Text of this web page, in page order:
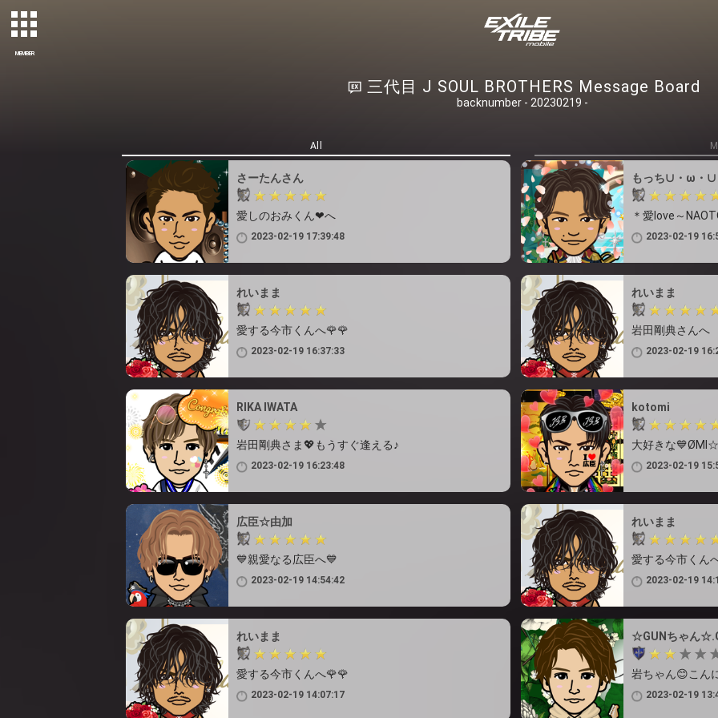
MEMBER
三代目 J SOUL BROTHERS Message Board
backnumber - 20230219 -
All
さーたんさん
愛しのおみくん❤へ
2023-02-19 17:39:48
もっち∪・ω・∪
＊愛love～
2023-02-19
れいまま
愛する今市くんへ🌹🌹
2023-02-19 16:37:33
れいまま
岩田剛典さんへ
2023-02-19
RIKA IWATA
岩田剛典さま💖もうすぐ逢える♪
2023-02-19 16:23:48
kotomi
大好きな
2023-02-19
広臣☆由加
💙親愛なる広臣へ💙
2023-02-19 14:54:42
れいまま
愛する今市くん
2023-02-19
れいまま
愛する今市くんへ🌹🌹
2023-02-19 14:07:17
☆GUNちゃん
岩ちゃん😊こん
2023-02-19